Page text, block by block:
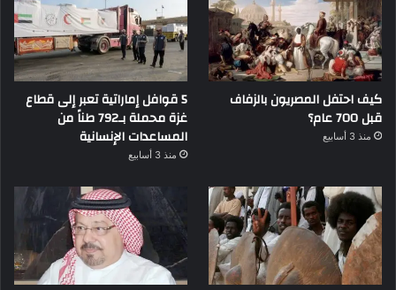
كيف احتفل المصريون بالزفاف
قبل 700 عام؟
منذ 3 أسابيع
5 قوافل إماراتية تعبر إلى قطاع
غزة محملة بـ792 طناً من
المساعدات الإنسانية
منذ 3 أسابيع